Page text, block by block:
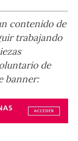
contenido de
trabajando
de
banner: